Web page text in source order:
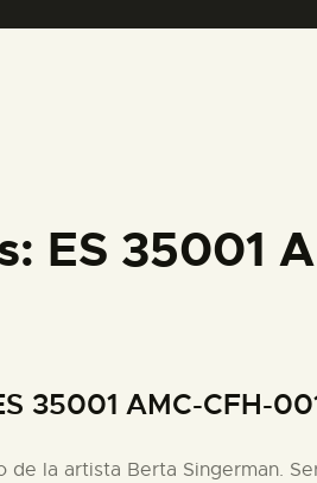
ES 35001
35001 AMC-CFH-
de la artista Berta Singerman.